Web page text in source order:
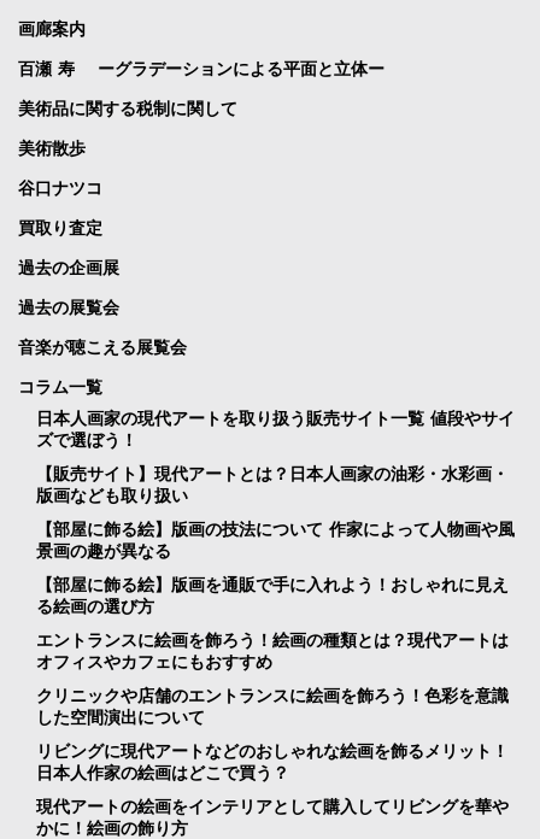
画廊案内
百瀬 寿 ーグラデーションによる平面と立体ー
美術品に関する税制に関して
美術散歩
谷口ナツコ
買取り査定
過去の企画展
過去の展覧会
音楽が聴こえる展覧会
コラム一覧
日本人画家の現代アートを取り扱う販売サイト一覧 値段やサイ
ズで選ぼう！
【販売サイト】現代アートとは？日本人画家の油彩・水彩画・
版画なども取り扱い
【部屋に飾る絵】版画の技法について 作家によって人物画や風
景画の趣が異なる
【部屋に飾る絵】版画を通販で手に入れよう！おしゃれに見え
る絵画の選び方
エントランスに絵画を飾ろう！絵画の種類とは？現代アートは
オフィスやカフェにもおすすめ
クリニックや店舗のエントランスに絵画を飾ろう！色彩を意識
した空間演出について
リビングに現代アートなどのおしゃれな絵画を飾るメリット！
日本人作家の絵画はどこで買う？
現代アートの絵画をインテリアとして購入してリビングを華や
かに！絵画の飾り方